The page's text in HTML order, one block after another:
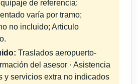
de referencia:
varía por tramo;
no incluido; Articulo
Traslados aeropuerto-
del asesor · Asistencia
y servicios extra no indicados